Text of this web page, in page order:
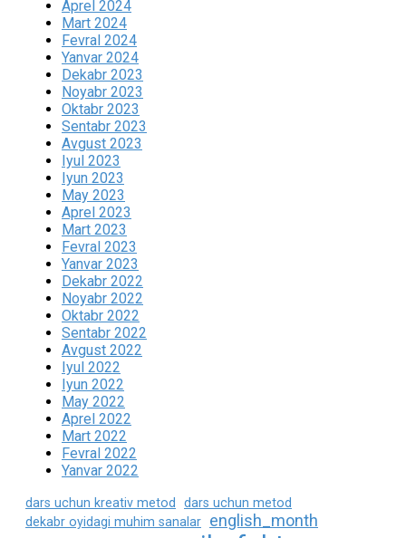
Aprel 2024
Mart 2024
Fevral 2024
Yanvar 2024
Dekabr 2023
Noyabr 2023
Oktabr 2023
Sentabr 2023
Avgust 2023
Iyul 2023
Iyun 2023
May 2023
Aprel 2023
Mart 2023
Fevral 2023
Yanvar 2023
Dekabr 2022
Noyabr 2022
Oktabr 2022
Sentabr 2022
Avgust 2022
Iyul 2022
Iyun 2022
May 2022
Aprel 2022
Mart 2022
Fevral 2022
Yanvar 2022
dars uchun kreativ metod
dars uchun metod
dekabr oyidagi muhim sanalar
english_month